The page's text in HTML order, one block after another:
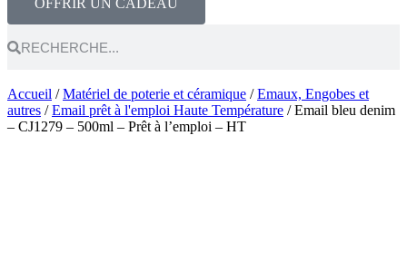
OFFRIR UN CADEAU
Accueil /Matériel de poterie et céramique /Emaux, Engobes et
autres /Email prêt à l'emploi Haute Température / Email bleu denim
– CJ1279 – 500ml – Prêt à l’emploi – HT